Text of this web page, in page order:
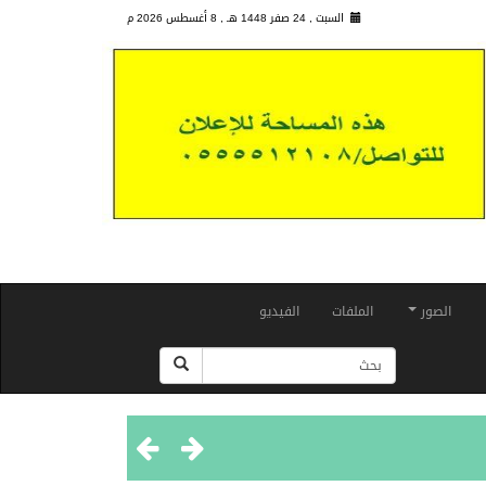
السبت , 24 صفر 1448 هـ , 8 أغسطس 2026 م
الصور الملفات الفيديو